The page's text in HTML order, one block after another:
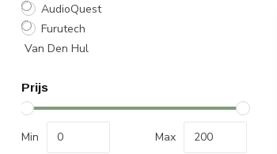
AudioQuest
Furutech
Van Den Hul
Prijs
Min Max